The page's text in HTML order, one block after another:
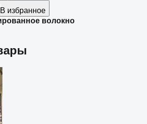
В избранное
волокно